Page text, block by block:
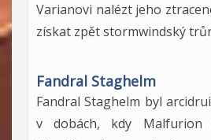
Varianovi nalézt jeho
získat zpět stormwindský
Fandral Staghelm
Fandral Staghelm byl
v dobách, kdy Malfurion